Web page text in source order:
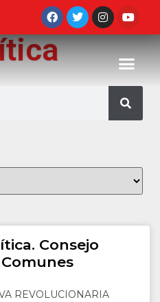
Consejo
REVOLUCIONARIA